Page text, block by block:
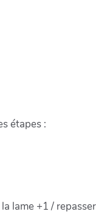
étapes :
lame +1 /